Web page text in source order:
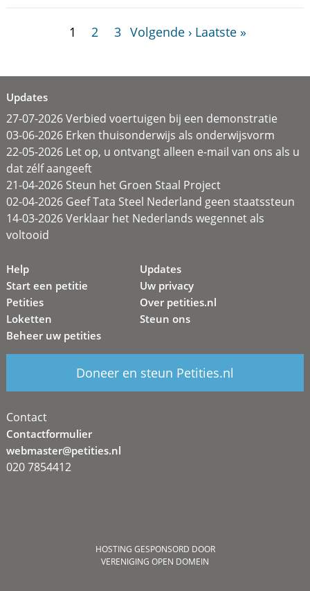
1 2 3 Volgende › Laatste »
Updates
27-07-2026 Verbied voertuigen bij een demonstratie
03-06-2026 Erken thuisonderwijs als onderwijsvorm
22-05-2026 Let op, u ontvangt alleen e-mail van ons als u
dat zélf aangeeft
21-04-2026 Steun het Groen Staal Project
02-04-2026 Geef Tata Steel Nederland geen staatssteun
14-03-2026 Verklaar het Nederlands wegennet als
voltooid
Help
Start een petitie
Petities
Loketten
Beheer uw petities
Updates
Uw privacy
Over petities.nl
Steun ons
Doneer en steun Petities.nl
Contact
Contactformulier
webmaster@petities.nl
020 7854412
HOSTING GESPONSORD DOOR
VERENIGING OPEN DOMEIN